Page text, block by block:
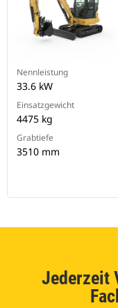
Nennleistung
33.6 kW
Einsatzgewicht
4475 kg
Grabtiefe
3510 mm
Jederzeit